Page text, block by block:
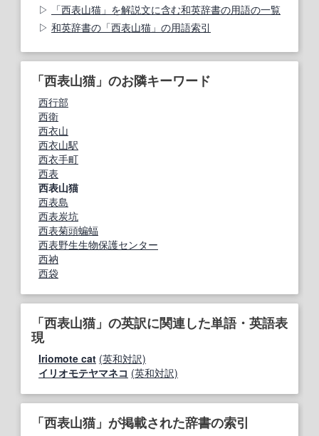
「西表山猫」を解説文に含む和英辞書の用語の一覧
和英辞書の「西表山猫」の用語索引
「西表山猫」のお隣キーワード
西行部
西衛
西衣山
西衣山駅
西衣手町
西表
西表山猫
西表島
西表炭坑
西表菊頭蝙蝠
西表野生生物保護センター
西衲
西袋
「西表山猫」の英訳に関連した単語・英語表
現
Iriomote cat (英和対訳)
イリオモテヤマネコ (英和対訳)
「西表山猫」が掲載された辞書の索引